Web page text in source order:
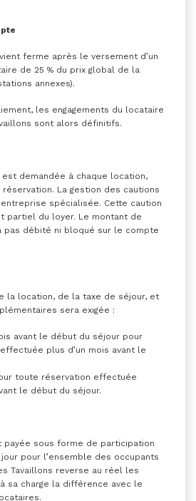
ferme après le versement d’un
de 25 % du prix global de la
annexes).
les engagements du locataire
sont alors définitifs.
demandée à chaque location,
La gestion des cautions
spécialisée. Cette caution
partiel du loyer. Le montant de
pas débité ni bloqué sur le compte
la location, de la taxe de séjour, et
sera exigée :
avant le début du séjour pour
plus d’un mois avant le
toute réservation effectuée
le début du séjour.
payée sous forme de participation
pour l’ensemble des occupants
Tavaillons reverse au réel les
sa charge la différence avec le